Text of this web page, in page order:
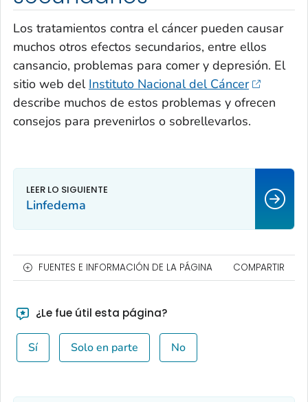
Los tratamientos contra el cáncer pueden causar
muchos otros efectos secundarios, entre ellos
cansancio, problemas para comer y depresión. El
sitio web del Instituto Nacional del Cáncer
describe muchos de estos problemas y ofrecen
consejos para prevenirlos o sobrellevarlos.
Linfedema
FUENTES E INFORMACIÓN DE LA PÁGINA COMPARTIR
¿Le fue útil esta página?
Sí Solo en parte No